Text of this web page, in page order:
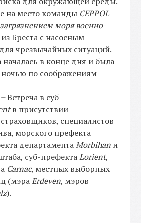
на место команды CEPPOL
моря военно-
из Бреста с насосным
чрезвычайных ситуаций.
началась в конце дня и была
ночью по соображениям
–Встреча в суб-
в присутствии
специалистов
морского префекта
департаментаMorbihan и
суб-префектаLorient,
Carnac, местных выборных
(мэраErdeven, мэров
).